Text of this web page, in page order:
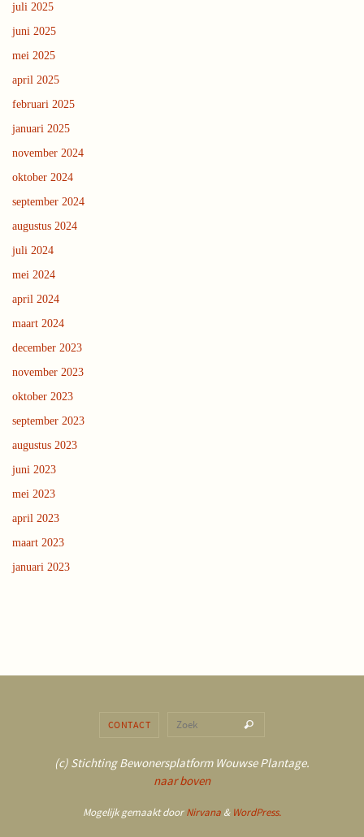
juli 2025
juni 2025
mei 2025
april 2025
februari 2025
januari 2025
november 2024
oktober 2024
september 2024
augustus 2024
juli 2024
mei 2024
april 2024
maart 2024
december 2023
november 2023
oktober 2023
september 2023
augustus 2023
juni 2023
mei 2023
april 2023
maart 2023
januari 2023
CONTACT Zoek
(c) Stichting Bewonersplatform Wouwse Plantage.
naar boven
Mogelijk gemaakt doorNirvana & WordPress.